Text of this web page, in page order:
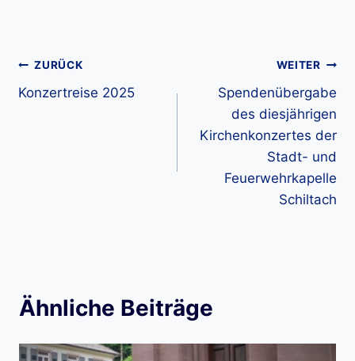
Beitragsnavigation
ZURÜCK
Konzertreise 2025
WEITER
Spendenübergabe
des diesjährigen
Kirchenkonzertes der
Stadt- und
Feuerwehrkapelle
Schiltach
Ähnliche Beiträge